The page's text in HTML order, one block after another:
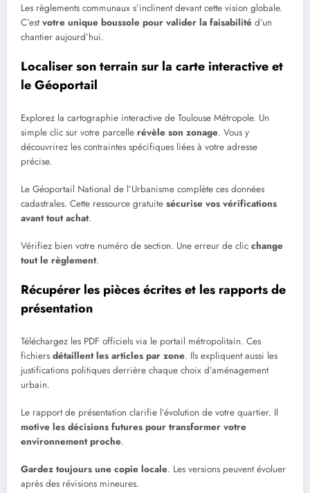
Les règlements communaux s’inclinent devant cette vision globale.
C’estvotre unique boussole pour valider la faisabilité d’un
chantier aujourd’hui.
Localiser son terrain sur la carte interactive et
le Géoportail
Explorez la cartographie interactive de Toulouse Métropole. Un
simple clic sur votre parcelle révèle son zonage. Vous y
découvrirez les contraintes spécifiques liées à votre adresse
précise.
Le Géoportail National de l’Urbanisme complète ces données
cadastrales. Cette ressource gratuite sécurise vos vérifications
avant tout achat.
Vérifiez bien votre numéro de section. Une erreur de clic change
tout le règlement.
Récupérer les pièces écrites et les rapports de
présentation
Téléchargez les PDF officiels via le portail métropolitain. Ces
fichiers détaillent les articles par zone. Ils expliquent aussi les
justifications politiques derrière chaque choix d’aménagement
urbain.
Le rapport de présentation clarifie l’évolution de votre quartier. Il
motive les décisions futures pour transformer votre
environnement proche.
Gardez toujours une copie locale. Les versions peuvent évoluer
après des révisions mineures.